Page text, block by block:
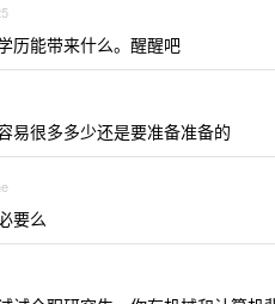
历能带来什么。醒醒吧
易很多多少还是要准备准备的
要么